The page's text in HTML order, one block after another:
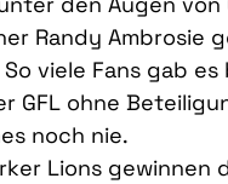
Randy Ambrosie
viele Fans gab es
GFL ohne
noch nie.
Lions gewinnen